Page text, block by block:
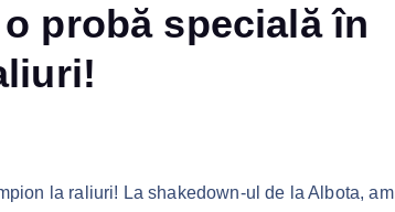
probă specială în
la raliuri! La shakedown-ul de la Albota, am